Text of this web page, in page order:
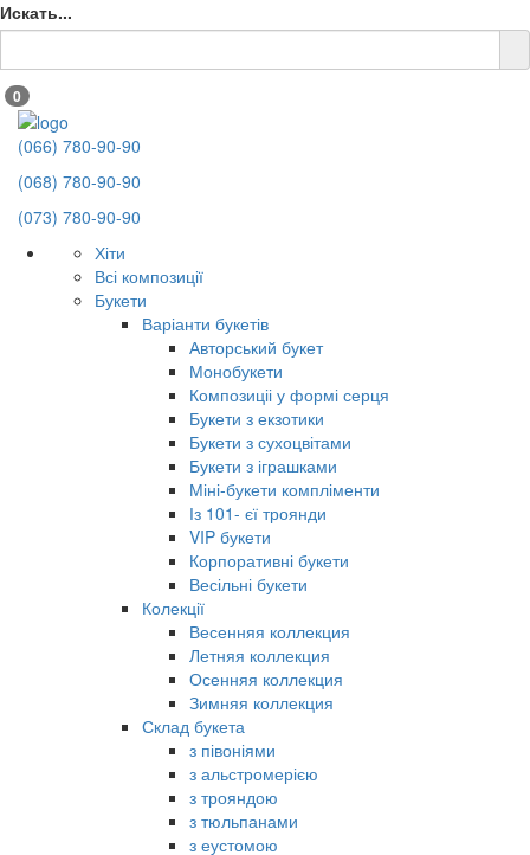
Искать...
0
(066) 780-90-90
(068) 780-90-90
(073) 780-90-90
Хіти
Всі композиції
Букети
Варіанти букетів
Авторський букет
Монобукети
Композиціі у формі серця
Букети з екзотики
Букети з сухоцвітами
Букети з іграшками
Міні-букети компліменти
Із 101- єї троянди
VIP букети
Корпоративні букети
Весільні букети
Колекції
Весенняя коллекция
Летняя коллекция
Осенняя коллекция
Зимняя коллекция
Склад букета
з півоніями
з альстромерією
з трояндою
з тюльпанами
з еустомою